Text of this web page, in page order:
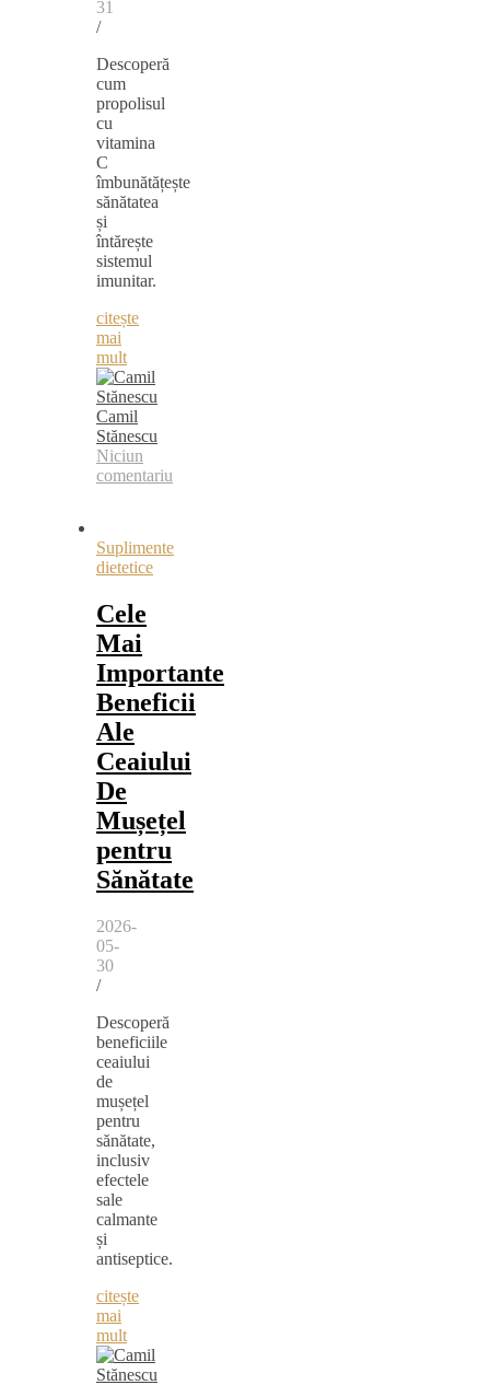
31
/
Descoperă
cum
propolisul
cu
vitamina
C
îmbunătățește
sănătatea
și
întărește
sistemul
imunitar.
citește
mai
mult
Camil
Stănescu
Niciun
comentariu
Suplimente
dietetice
Cele
Mai
Importante
Beneficii
Ale
Ceaiului
De
Mușețel
pentru
Sănătate
2026-
05-
30
/
Descoperă
beneficiile
ceaiului
de
mușețel
pentru
sănătate,
inclusiv
efectele
sale
calmante
și
antiseptice.
citește
mai
mult